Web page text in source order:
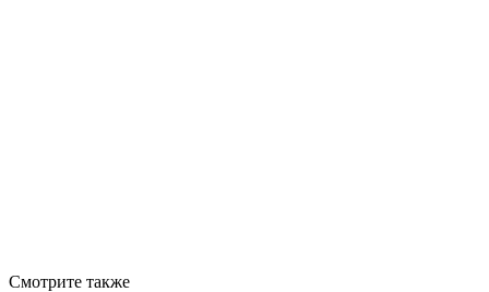
Смотрите также